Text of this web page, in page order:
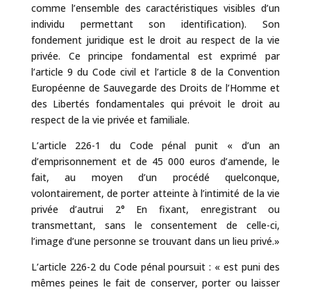
comme l’ensemble des caractéristiques visibles d’un
individu permettant son identification). Son
fondement juridique est le droit au respect de la vie
privée. Ce principe fondamental est exprimé par
l’article 9 du Code civil et l’article 8 de la Convention
Européenne de Sauvegarde des Droits de l’Homme et
des Libertés fondamentales qui prévoit le droit au
respect de la vie privée et familiale.
L’article 226-1 du Code pénal punit « d’un an
d’emprisonnement et de 45 000 euros d’amende, le
fait, au moyen d’un procédé quelconque,
volontairement, de porter atteinte à l’intimité de la vie
privée d’autrui 2° En fixant, enregistrant ou
transmettant, sans le consentement de celle-ci,
l’image d’une personne se trouvant dans un lieu privé.»
L’article 226-2 du Code pénal poursuit : « est puni des
mêmes peines le fait de conserver, porter ou laisser